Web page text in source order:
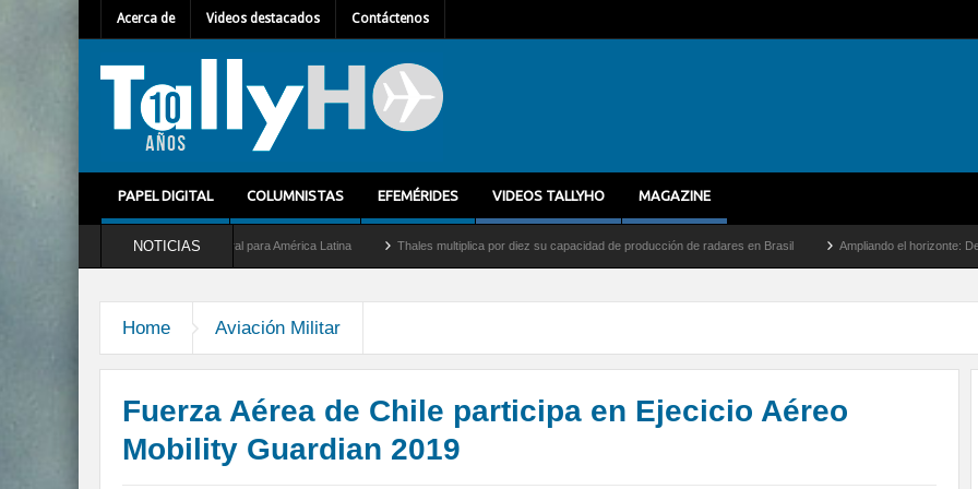
Acerca de Videos destacados Contáctenos
PAPEL DIGITAL COLUMNISTAS EFEMÉRIDES VIDEOS TALLYHO MAGAZINE
NOTICIAS
nuevo Director General para América Latina Thales multiplica por diez su capacidad de producción de radares en Brasil Ampliando el horizonte: Dentro del
Home Aviación Militar
Fuerza Aérea de Chile participa en Ejecicio Aéreo
Mobility Guardian 2019